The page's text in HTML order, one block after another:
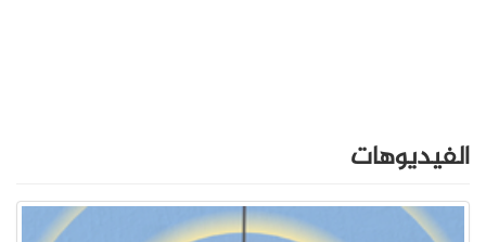
الفيديوهات